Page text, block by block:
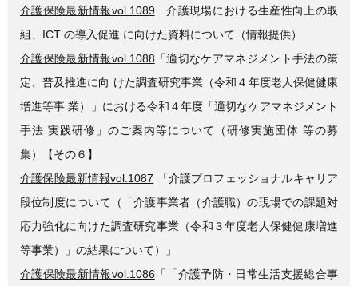
介護保険最新情報vol.1089介護現場における生産性向上の取
組、ICT の導入促進 に向けた資料について（情報提供）
介護保険最新情報vol.1088 「適切なケアマネジメント手法の策
定、普及推進に向 けた調査研究事業（令和４年度老人保健健康
増進等事 業）」における令和４年度「適切なケアマネジメント
手法 実践研修」のご案内等について（研修実施団体 等の募
集）【その６】
介護保険最新情報vol.1087 「介護プロフェッショナルキャリア
段位制度について（「介護事業者（介護職）の現場での課題対
応力強化に向けた調査研究事業（令和３年度老人保健健康増進
等事業）」の結果について）」
介護保険最新情報vol.1086 「「介護予防・日常生活支援総合事